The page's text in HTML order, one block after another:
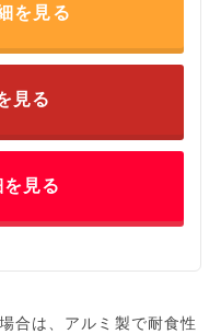
を見る
見る
見る
合は、アルミ製で耐食性